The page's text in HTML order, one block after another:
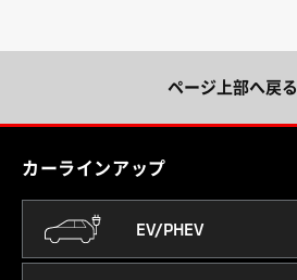
ページ上部へ戻る
カーラインアップ
EV/PHEV